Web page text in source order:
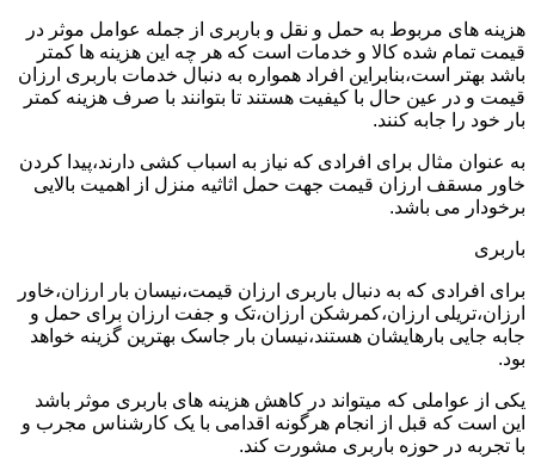
هزینه های مربوط به حمل و نقل و باربری از جمله عوامل موثر در
قیمت تمام شده کالا و خدمات است که هر چه این هزینه ها کمتر
باشد بهتر است،بنابراین افراد همواره به دنبال خدمات باربری ارزان
قیمت و در عین حال با کیفیت هستند تا بتوانند با صرف هزینه کمتر
بار خود را جابه کنند.
به عنوان مثال برای افرادی که نیاز به اسباب کشی دارند،پیدا کردن
خاور مسقف ارزان قیمت جهت حمل اثاثیه منزل از اهمیت بالایی
برخودار می باشد.
باربری
برای افرادی که به دنبال باربری ارزان قیمت،نیسان بار ارزان،خاور
ارزان،تریلی ارزان،کمرشکن ارزان،تک و جفت ارزان برای حمل و
جابه جایی بارهایشان هستند،نیسان بار جاسک بهترین گزینه خواهد
بود.
یکی از عواملی که میتواند در کاهش هزینه های باربری موثر باشد
این است که قبل از انجام هرگونه اقدامی با یک کارشناس مجرب و
با تجربه در حوزه باربری مشورت کند.